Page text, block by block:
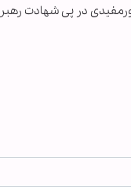
در پی شهادت